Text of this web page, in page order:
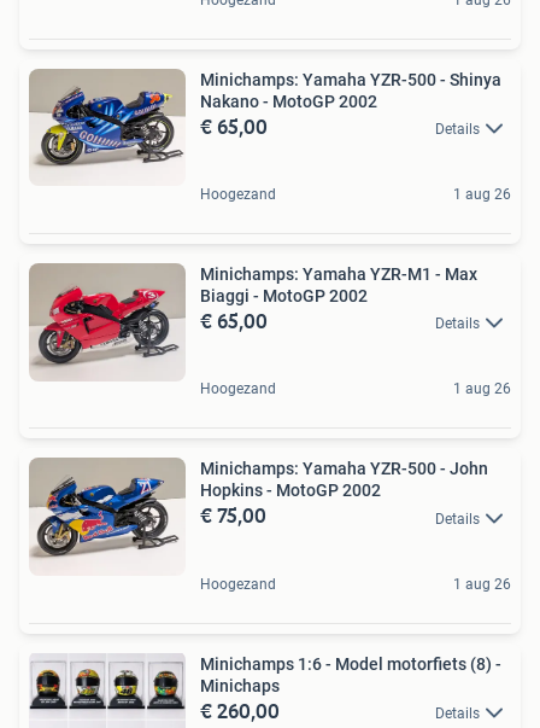
Minichamps: Yamaha YZR-500 - Shinya
Nakano - MotoGP 2002
€ 65,00 Details
Hoogezand 1 aug 26
Minichamps: Yamaha YZR-M1 - Max
Biaggi - MotoGP 2002
€ 65,00 Details
Hoogezand 1 aug 26
Minichamps: Yamaha YZR-500 - John
Hopkins - MotoGP 2002
€ 75,00 Details
Hoogezand 1 aug 26
Minichamps 1:6 - Model motorfiets (8) -
Minichaps
€ 260,00 Details